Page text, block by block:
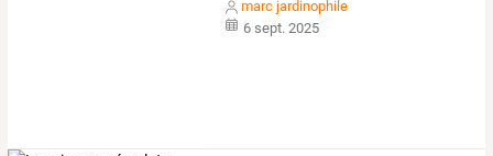
marc jardinophile
6 sept. 2025